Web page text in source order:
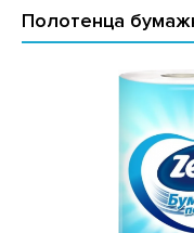
ИЗДЕЛИЯ
ВАФЕЛЬНЫЕ
ПИТЬЕВАЯ,
РЕЗИНКА
ПАСТИЛА,
ТУАЛЕТНАЯ
И ВАТНО-
ТОВАРЫ
Полотенца